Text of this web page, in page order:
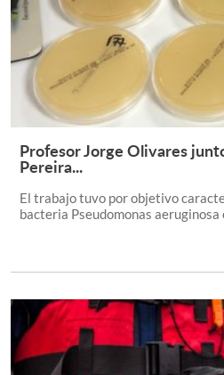
Profesor Jorge Olivares
Pereira...
El trabajo tuvo por objetivo
bacteria Pseudomonas aeruginosa